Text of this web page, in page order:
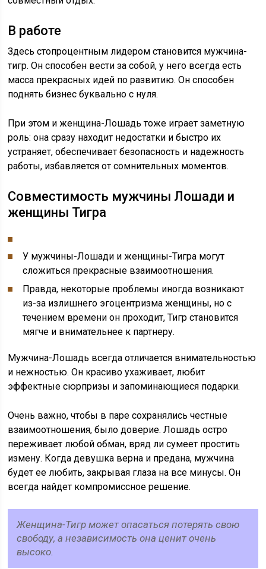
В работе
Здесь стопроцентным лидером становится мужчина-
тигр. Он способен вести за собой, у него всегда есть
масса прекрасных идей по развитию. Он способен
поднять бизнес буквально с нуля.
При этом и женщина-Лошадь тоже играет заметную
роль: она сразу находит недостатки и быстро их
устраняет, обеспечивает безопасность и надежность
работы, избавляется от сомнительных моментов.
Совместимость мужчины Лошади и
женщины Тигра
У мужчины-Лошади и женщины-Тигра могут
сложиться прекрасные взаимоотношения.
Правда, некоторые проблемы иногда возникают
из-за излишнего эгоцентризма женщины, но с
течением времени он проходит, Тигр становится
мягче и внимательнее к партнеру.
Мужчина-Лошадь всегда отличается внимательностью
и нежностью. Он красиво ухаживает, любит
эффектные сюрпризы и запоминающиеся подарки.
Очень важно, чтобы в паре сохранялись честные
взаимоотношения, было доверие. Лошадь остро
переживает любой обман, вряд ли сумеет простить
измену. Когда девушка верна и предана, мужчина
будет ее любить, закрывая глаза на все минусы. Он
всегда найдет компромиссное решение.
Женщина-Тигр может опасаться потерять свою
свободу, а независимость она ценит очень
высоко.